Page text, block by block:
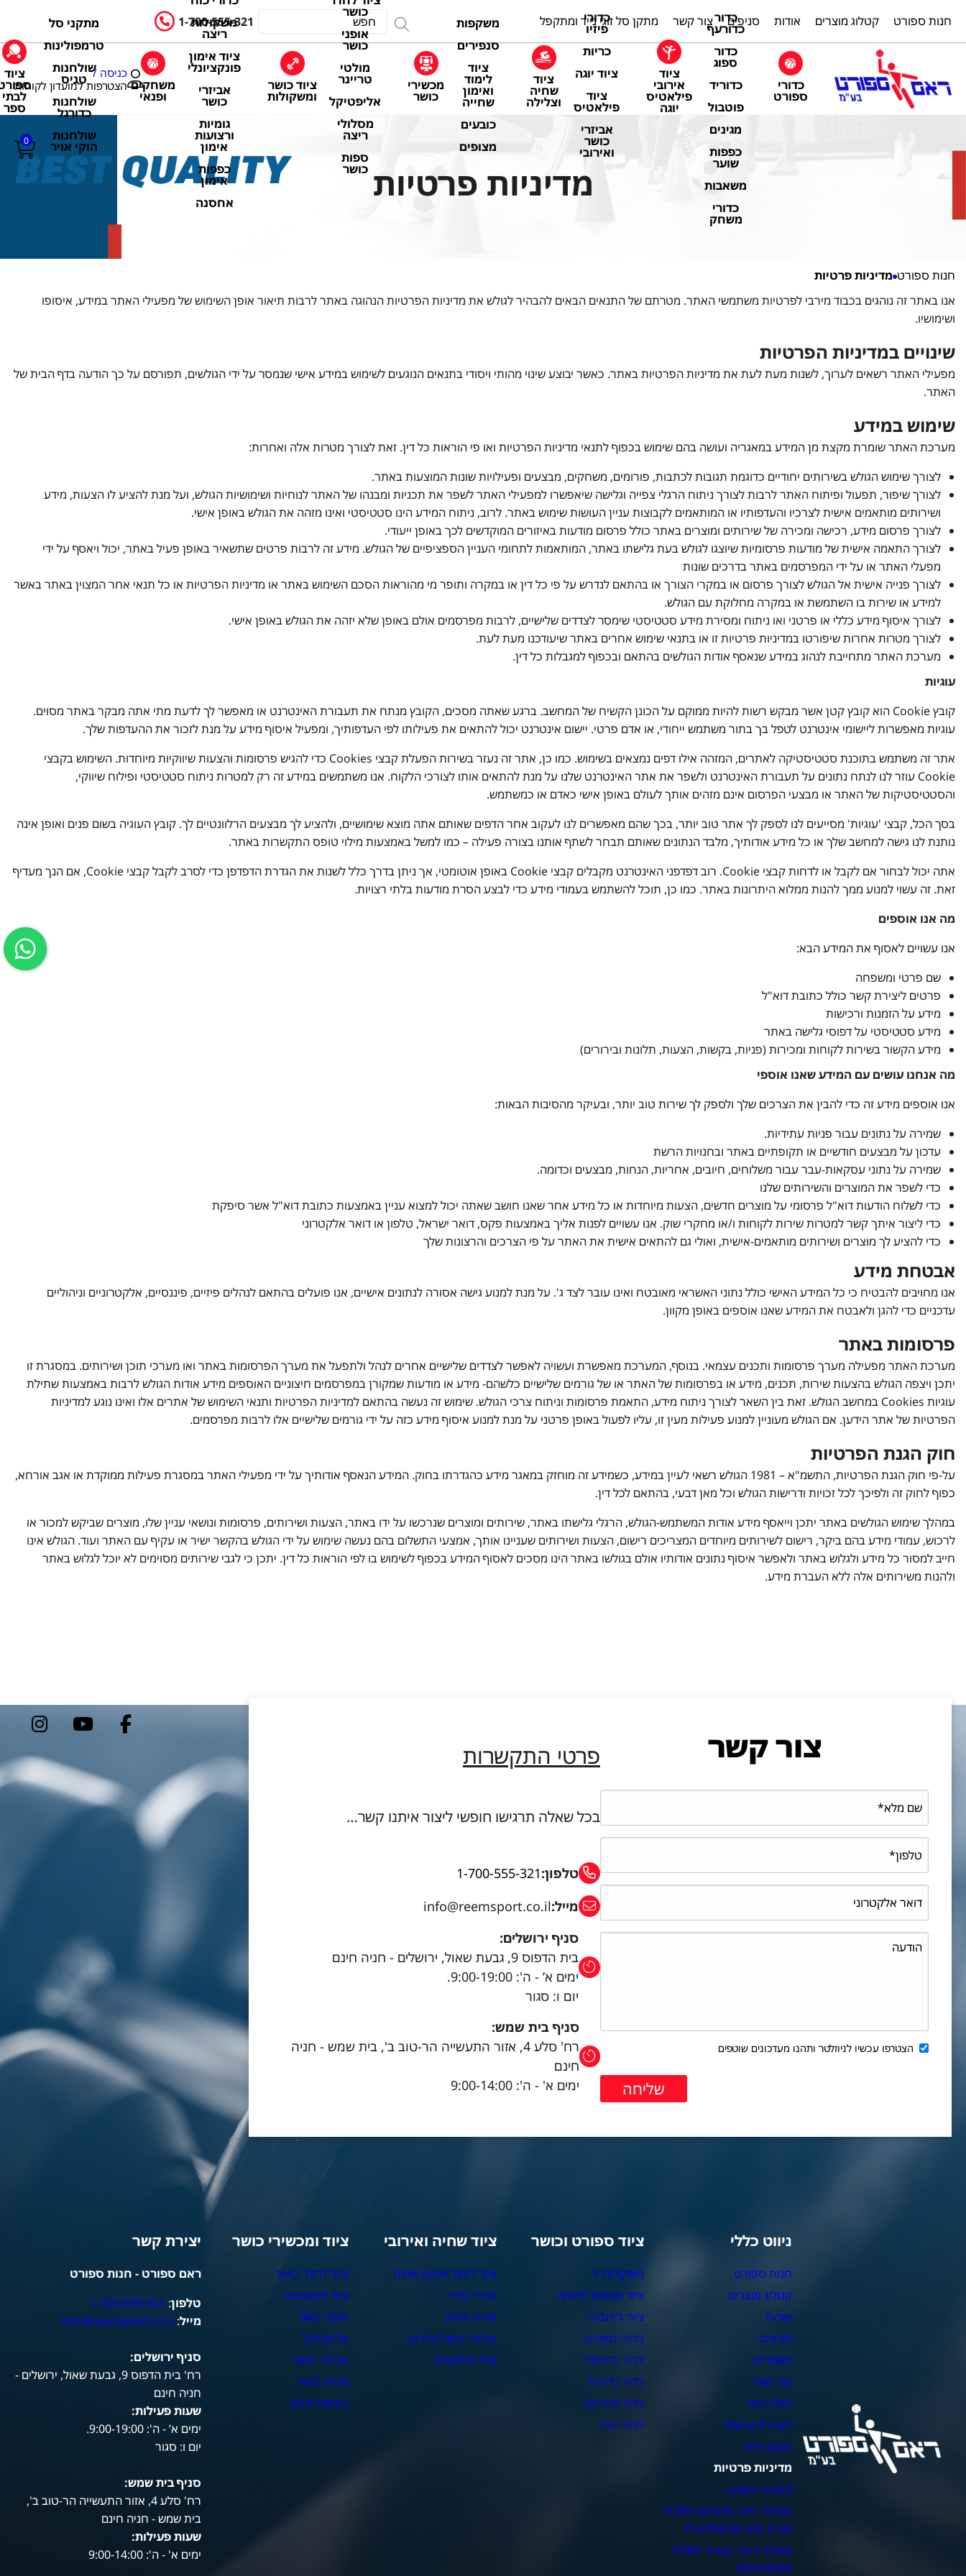
חנות ספורט קטלוג מוצרים אודות סניפים צור קשר מתקן סל זוגי נייד ומתקפל 1-700-555-321
כדורי
ספורט
כדור
כדורעף
כדור
ספוג
כדוריד
פוטבול
מגינים
כפפות
שוער
משאבות
כדורי
משחק
ציוד
אירובי
פילאטיס
יוגה
כדורי
פיזיו
כריות
ציוד יוגה
ציוד
פילאטיס
אביזרי
כושר
ואירובי
ציוד
שחיה
וצלילה
משקפות
סנפירים
ציוד
לימוד
ואימון
שחייה
כובעים
מצופים
מכשירי
כושר
כושר
אופני
כושר
מולטי
טריינר
אליפטיקל
מסלולי
ריצה
ספות
כושר
ציוד כושר
ומשקולות
משקולות
ריצה
ציוד אימון
פונקציונלי
אביזרי
כושר
גומיות
ורצועות
אימון
כפפות
אימון
אחסנה
משחקים
ופנאי
מתקני סל
טרמפולינות
שולחנות
טניס
שולחנות
כדורגל
שולחנות
הוקי אויר
ציוד
לבתי
ספר
כניסה /
הצטרפות למועדון לקוחות
0
מדיניות פרטיות
חנות ספורט מדיניות פרטיות
אנו באתר זה נוהגים בכבוד מירבי לפרטיות משתמשי האתר. מטרתם של התנאים הבאים להבהיר לגולש את מדיניות הפרטיות הנהוגה באתר לרבות תיאור אופן השימוש של מפעילי האתר במידע, איסופו
ושימושיו.
שינויים במדיניות הפרטיות
מפעילי האתר רשאים לערוך, לשנות מעת לעת את מדיניות הפרטיות באתר. כאשר יבוצע שינוי מהותי ויסודי בתנאים הנוגעים לשימוש במידע אישי שנמסר על ידי הגולשים, תפורסם על כך הודעה בדף הבית של
האתר.
שימוש במידע
מערכת האתר שומרת מקצת מן המידע במאגריה ועושה בהם שימוש בכפוף לתנאי מדיניות הפרטיות ואו פי הוראות כל דין. זאת לצורך מטרות אלה ואחרות:
לצורך שימוש הגולש בשירותים יחודיים כדוגמת תגובות לכתבות, פורומים, משחקים, מבצעים ופעילויות שונות המוצעות באתר.
לצורך שיפור, תפעול ופיתוח האתר לרבות לצורך ניתוח הרגלי צפייה וגלישה שיאפשרו למפעילי האתר לשפר את תכניות ומבנהו של האתר לנוחיות ושימושיות הגולש, ועל מנת להציע לו הצעות, מידע
ושירותים מותאמים אישית לצרכיו והעדפותיו או המותאמים לקבוצות עניין העושות שימוש באתר. לרוב, ניתוח המידע הינו סטטיסטי ואינו מזהה את הגולש באופן אישי.
לצורך פרסום מידע, רכישה ומכירה של שירותים ומוצרים באתר כולל פרסום מודעות באיזורים המוקדשים לכך באופן ייעודי.
לצורך התאמה אישית של מודעות פרסומיות שיוצגו לגולש בעת גלישתו באתר, המותאמות לתחומי העניין הספציפיים של הגולש. מידע זה לרבות פרטים שתשאיר באופן פעיל באתר, יכול ויאסף על ידי
מפעלי האתר או על ידי המפרסמים באתר בדרכים שונות
לצורך פנייה אישית אל הגולש לצורך פרסום או במקרי הצורך או בהתאם לנדרש על פי כל דין או במקרה ותופר מי מהוראות הסכם השימוש באתר או מדיניות הפרטיות או כל תנאי אחר המצוין באתר באשר
למידע או שירות בו השתמשת או במקרה מחלוקת עם הגולש.
לצורך איסוף מידע כללי או פרטני ואו ניתוח ומסירת מידע סטטיסטי שימסר לצדדים שלישיים, לרבות מפרסמים אולם באופן שלא יזהה את הגולש באופן אישי.
לצורך מטרות אחרות שיפורטו במדיניות פרטיות זו או בתנאי שימוש אחרים באתר שיעודכנו מעת לעת.
מערכת האתר מתחייבת לנהוג במידע שנאסף אודות הגולשים בהתאם ובכפוף למגבלות כל דין.
עוגיות
קובץ Cookie הוא קובץ קטן אשר מבקש רשות להיות ממוקם על הכונן הקשיח של המחשב. ברגע שאתה מסכים, הקובץ מנתח את תעבורת האינטרנט או מאפשר לך לדעת מתי אתה מבקר באתר מסוים.
עוגיות מאפשרות ליישומי אינטרנט לטפל בך בתור משתמש ייחודי, או אדם פרטי. יישום אינטרנט יכול להתאים את פעילותו לפי העדפותיך, ומפעיל איסוף מידע על מנת לזכור את ההעדפות שלך.
אתר זה משתמש בתוכנת סטטיסטיקה לאתרים, המזהה אילו דפים נמצאים בשימוש. כמו כן, אתר זה נעזר בשירות הפעלת קבצי Cookies כדי להגיש פרסומות והצעות שיווקיות מיוחדות. השימוש בקבצי
Cookie עוזר לנו לנתח נתונים על תעבורת האינטרנט ולשפר את אתר האינטרנט שלנו על מנת להתאים אותו לצורכי הלקוח. אנו משתמשים במידע זה רק למטרות ניתוח סטטיסטי ופילוח שיווקי,
והסטטיסטיקות של האתר או מבצעי הפרסום אינם מזהים אותך לעולם באופן אישי כאדם או כמשתמש.
בסך הכל, קבצי 'עוגיות' מסייעים לנו לספק לך אתר טוב יותר, בכך שהם מאפשרים לנו לעקוב אחר הדפים שאותם אתה מוצא שימושיים, ולהציע לך מבצעים הרלוונטיים לך. קובץ העוגיה בשום פנים ואופן אינה
נותנת לנו גישה למחשב שלך או כל מידע אודותיך, מלבד הנתונים שאותם תבחר לשתף אותנו בצורה פעילה – כמו למשל באמצעות מילוי טופס התקשרות באתר.
אתה יכול לבחור אם לקבל או לדחות קבצי Cookie. רוב דפדפני האינטרנט מקבלים קבצי Cookie באופן אוטומטי, אך ניתן בדרך כלל לשנות את הגדרת הדפדפן כדי לסרב לקבל קבצי Cookie, אם הנך מעדיף
זאת. זה עשוי למנוע ממך להנות ממלוא היתרונות באתר. כמו כן, תוכל להשתמש בעמודי מידע כדי לבצע הסרת מודעות בלתי רצויות.
מה אנו אוספים
אנו עשויים לאסוף את המידע הבא:
שם פרטי ומשפחה
פרטים ליצירת קשר כולל כתובת דוא"ל
מידע על הזמנות ורכישות
מידע סטטיסטי על דפוסי גלישה באתר
מידע הקשור בשירות לקוחות ומכירות (פניות, בקשות, הצעות, תלונות ובירורים)
מה אנחנו עושים עם המידע שאנו אוספי
אנו אוספים מידע זה כדי להבין את הצרכים שלך ולספק לך שירות טוב יותר, ובעיקר מהסיבות הבאות:
שמירה על נתונים עבור פניות עתידיות.
עדכון על מבצעים חודשיים או תקופתיים באתר ובחנויות הרשת
שמירה על נתוני עסקאות-עבר עבור משלוחים, חיובים, אחריות, הנחות, מבצעים וכדומה.
כדי לשפר את המוצרים והשירותים שלנו
כדי לשלוח הודעות דוא"ל פרסומי על מוצרים חדשים, הצעות מיוחדות או כל מידע אחר שאנו חושב שאתה יכול למצוא עניין באמצעות כתובת דוא"ל אשר סיפקת
כדי ליצור איתך קשר למטרות שירות לקוחות ו/או מחקרי שוק. אנו עשויים לפנות אליך באמצעות פקס, דואר ישראל, טלפון או דואר אלקטרוני
כדי להציע לך מוצרים ושירותים מותאמים-אישית, ואולי גם להתאים אישית את האתר על פי הצרכים והרצונות שלך
אבטחת מידע
אנו מחויבים להבטיח כי כל המידע האישי כולל נתוני האשראי מאובטח ואינו עובר לצד ג'. על מנת למנוע גישה אסורה לנתונים אישיים, אנו פועלים בהתאם לנהלים פיזיים, פיננסיים, אלקטרוניים וניהוליים
עדכניים כדי להגן ולאבטח את המידע שאנו אוספים באופן מקוון.
פרסומות באתר
מערכת האתר מפעילה מערך פרסומות ותכנים עצמאי. בנוסף, המערכת מאפשרת ועשויה לאפשר לצדדים שלישיים אחרים לנהל ולתפעל את מערך הפרסומות באתר ואו מערכי תוכן ושירותים. במסגרת זו
יתכן ויצפה הגולש בהצעות שירות, תכנים, מידע או בפרסומות של האתר או של גורמים שלישיים כלשהם- מידע או מודעות שמקורן במפרסמים חיצוניים האוספים מידע אודות הגולש לרבות באמצעות שתילת
עוגיות Cookies במחשב הגולש. זאת בין השאר לצורך ניתוח מידע, התאמת פרסומות וניתוח צרכי הגולש. שימוש זה נעשה בהתאם למדיניות הפרטיות ותנאי השימוש של אתרים אלו ואינו נוגע למדיניות
הפרטיות של אתר הידען. אם הגולש מעוניין למנוע פעילות מעין זו, עליו לפעול באופן פרטני על מנת למנוע איסוף מידע כזה על ידי גורמים שלישיים אלו לרבות מפרסמים.
חוק הגנת הפרטיות
על-פי חוק הגנת הפרטיות, התשמ"א – 1981 הגולש רשאי לעיין במידע, כשמידע זה מוחזק במאגר מידע כהגדרתו בחוק. המידע הנאסף אודותיך על ידי מפעילי האתר במסגרת פעילות ממוקדת או אגב אורחא,
כפוף לחוק זה ולפיכך לכל זכויות ודרישות הגולש וכל מאן דבעי, בהתאם לכל דין.
במהלך שימוש הגולשים באתר יתכן וייאסף מידע אודות המשתמש-הגולש, הרגלי גלישתו באתר, שירותים ומוצרים שנרכשו על ידו באתר, הצעות ושירותים, פרסומות ונושאי עניין שלו, מוצרים שביקש למכור או
לרכוש, עמודי מידע בהם ביקר, רישום לשירותים מיוחדים המצריכים רישום, הצעות ושירותים שעניינו אותך, אמצעי התשלום בהם נעשה שימוש על ידי הגולש בהקשר ישיר או עקיף עם האתר ועוד. הגולש אינו
חייב למסור כל מידע ולגלוש באתר ולאפשר איסוף נתונים אודותיו אולם בגולשו באתר הינו מסכים לאסוף המידע בכפוף לשימוש בו לפי הוראות כל דין. יתכן כי לגבי שירותים מסוימים לא יוכל לגלוש באתר
ולהנות משירותים אלה ללא העברת מידע.
צור קשר
הצטרפו עכשיו לניוזלטר ותהנו מעדכונים שוטפים
פרטי התקשרות
בכל שאלה תרגישו חופשי ליצור איתנו קשר…
טלפון:1-700-555-321
מייל:info@reemsport.co.il
סניף ירושלים:
בית הדפוס 9, גבעת שאול, ירושלים - חניה חינם
ימים א’ - ה': 9:00-19:00.
יום ו: סגור
סניף בית שמש:
רח' סלע 4, אזור התעשייה הר-טוב ב', בית שמש - חניה
חינם
ימים א' - ה': 9:00-14:00
ניווט כללי
חנות ספורט
קטלוג מוצרים
אודות
סניפים
מאמרים
צור קשר
מפת אתר
הצהרת נגישות
תקנון אתר
מדיניות פרטיות
מבצעי השבוע
מסלול ריצה פלטינום YORK
PLATINUM GEL R-90
מסלול ריצה מטדור YORK
MATADOR
ציוד ספורט וכושר
משקולות יד
ציוד אומנות לחימה
ציוד ג'ימבורי
כדורי ספורט
כדור כדורסל
כדור כדורגל
כדור כדורעף
כדורי כוח
ציוד שחיה ואירובי
ציוד לימוד ואימון שחיה
כדורי פיזיו
מזרני אימון
אביזרי כושר ואירובי
ציוד פילאטיס
ציוד ומכשירי כושר
ציוד לחדר כושר
ציוד למאמנים
אופני כושר
אליפטיקל
אביזרי כושר
ספות כושר
כפפות אימון
יצירת קשר
ראם ספורט - חנות ספורט
טלפון:
1-700-555-321
מייל:
info@reemsport.co.il
סניף ירושלים:
רח' בית הדפוס 9, גבעת שאול, ירושלים -
חניה חינם
שעות פעילות:
ימים א’ - ה': 9:00-19:00.
יום ו: סגור
סניף בית שמש:
רח' סלע 4, אזור התעשייה הר-טוב ב',
בית שמש - חניה חינם
שעות פעילות:
ימים א' - ה': 9:00-14:00